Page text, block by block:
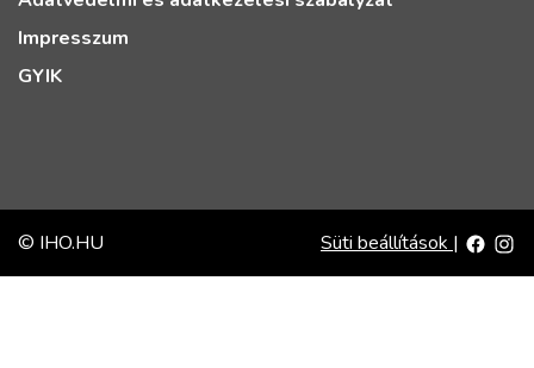
Impresszum
GYIK
© IHO.HU Süti beállítások |